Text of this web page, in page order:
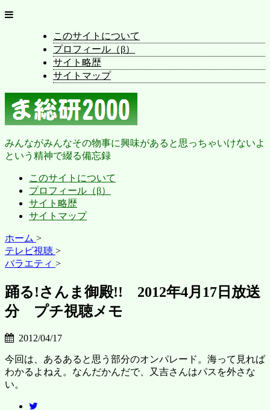
このサイトについて
プロフィール（β）
サイト略歴
サイトマップ
みんながみんなその物事に興味があると思っちゃいけないよ
という精神で綴る備忘録
このサイトについて
プロフィール（β）
サイト略歴
サイトマップ
ホーム >
テレビ視聴 >
バラエティ >
踊る!さんま御殿!! 2012年4月17日放送
分 プチ視聴メモ
2012/04/17
今回は、あるあると思う部分のオンパレード。海って見れば
わかるよねえ。なんだかんだで、又吉さんはパスを外さな
い。